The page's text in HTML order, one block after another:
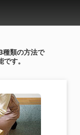
種類の方法で
す。